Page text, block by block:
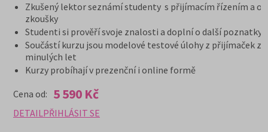
Zkušený lektor seznámí studenty s přijímacím řízením a
zkoušky
Studenti si prověří svoje znalosti a doplní o další poznatky
Součástí kurzu jsou modelové testové úlohy z přijímaček z
minulých let
Kurzy probíhají v prezenční i online formě
Cena od: 5 590 Kč
DETAILPŘIHLÁSIT SE